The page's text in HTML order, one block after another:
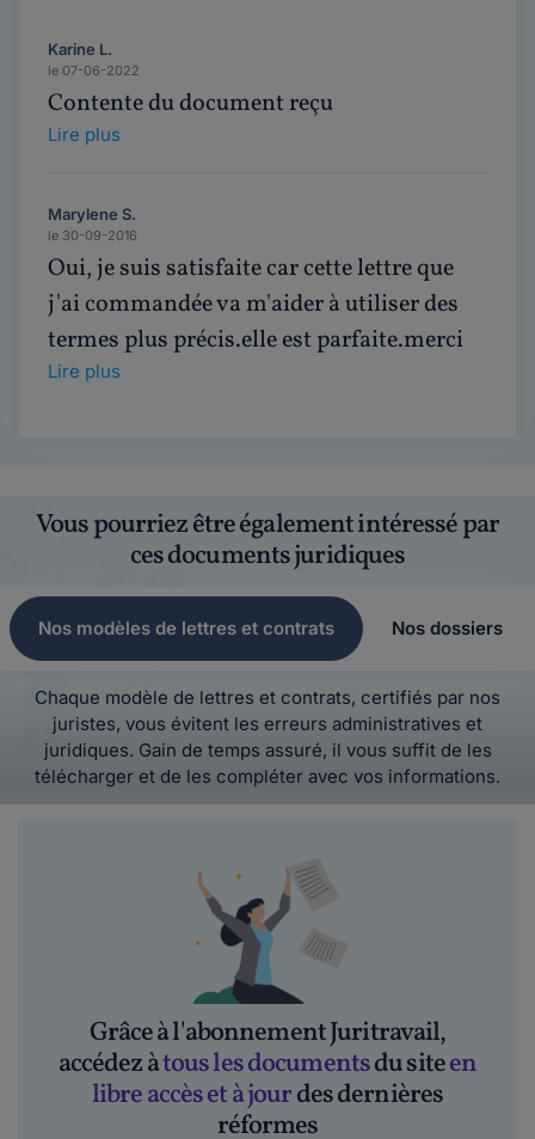
Karine L.
le 07-06-2022
Contente du document reçu
Lire plus
Marylene S.
le 30-09-2016
Oui, je suis satisfaite car cette lettre que
j'ai commandée va m'aider à utiliser des
termes plus précis.elle est parfaite.merci
Lire plus
Vous pourriez être également intéressé par
ces documents juridiques
Nos modèles de lettres et contrats Nos dossiers
Chaque modèle de lettres et contrats, certifiés par nos
juristes, vous évitent les erreurs administratives et
juridiques. Gain de temps assuré, il vous suffit de les
télécharger et de les compléter avec vos informations.
Grâce à l'abonnement Juritravail,
accédez àtous les documentsdu siteen
libre accès et à jourdes dernières
réformes